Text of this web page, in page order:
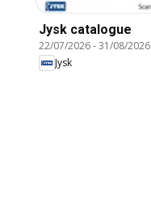
Jysk catalogue
22/07/2026-31/08/2026
Jysk